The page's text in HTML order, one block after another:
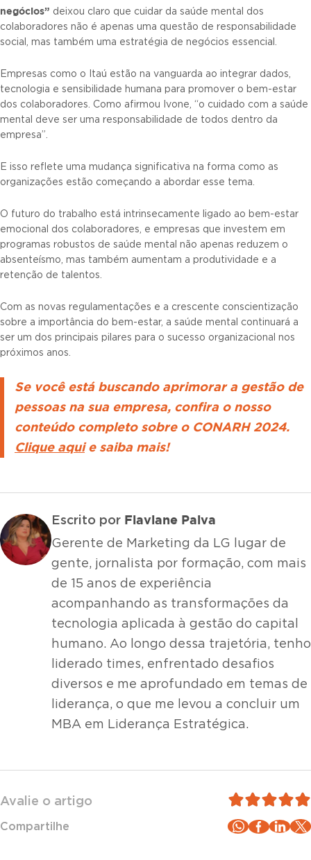
negócios” deixou claro que cuidar da saúde mental dos
colaboradores não é apenas uma questão de responsabilidade
social, mas também uma estratégia de negócios essencial.
Empresas como o Itaú estão na vanguarda ao integrar dados,
tecnologia e sensibilidade humana para promover o bem-estar
dos colaboradores. Como afirmou Ivone, “o cuidado com a saúde
mental deve ser uma responsabilidade de todos dentro da
empresa”.
E isso reflete uma mudança significativa na forma como as
organizações estão começando a abordar esse tema.
O futuro do trabalho está intrinsecamente ligado ao bem-estar
emocional dos colaboradores, e empresas que investem em
programas robustos de saúde mental não apenas reduzem o
absenteísmo, mas também aumentam a produtividade e a
retenção de talentos.
Com as novas regulamentações e a crescente conscientização
sobre a importância do bem-estar, a saúde mental continuará a
ser um dos principais pilares para o sucesso organizacional nos
próximos anos.
Se você está buscando aprimorar a gestão de
pessoas na sua empresa, confira o nosso
conteúdo completo sobre o CONARH 2024.
Clique aquie saiba mais!
Escrito por Flaviane Paiva
Gerente de Marketing da LG lugar de
gente, jornalista por formação, com mais
de 15 anos de experiência
acompanhando as transformações da
tecnologia aplicada à gestão do capital
humano. Ao longo dessa trajetória, tenho
liderado times, enfrentado desafios
diversos e me aprofundado em temas de
liderança, o que me levou a concluir um
MBA em Liderança Estratégica.
Avalie o artigo
Compartilhe